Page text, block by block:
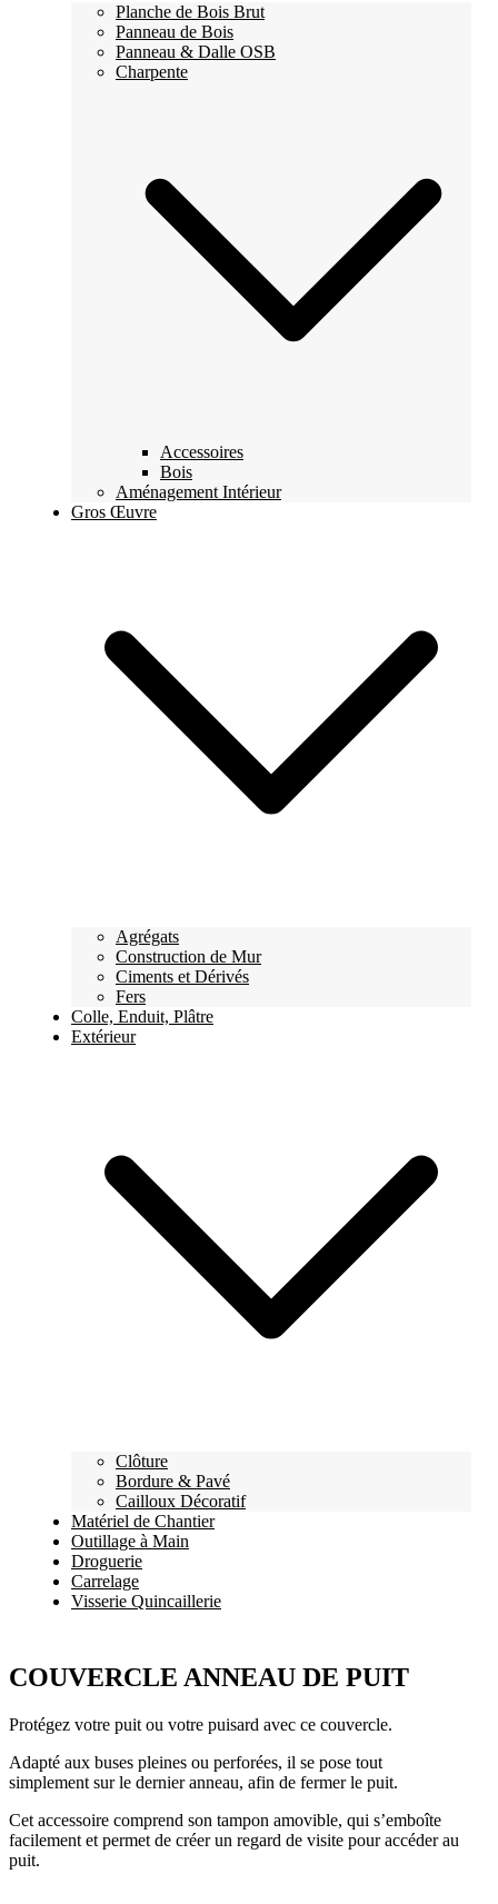
Planche de Bois Brut
Panneau de Bois
Panneau & Dalle OSB
Charpente
Accessoires
Bois
Aménagement Intérieur
Gros Œuvre
Agrégats
Construction de Mur
Ciments et Dérivés
Fers
Colle, Enduit, Plâtre
Extérieur
Clôture
Bordure & Pavé
Cailloux Décoratif
Matériel de Chantier
Outillage à Main
Droguerie
Carrelage
Visserie Quincaillerie
COUVERCLE ANNEAU DE PUIT
Protégez votre puit ou votre puisard avec ce couvercle.
Adapté aux buses pleines ou perforées, il se pose tout
simplement sur le dernier anneau, afin de fermer le puit.
Cet accessoire comprend son tampon amovible, qui s’emboîte
facilement et permet de créer un regard de visite pour accéder au
puit.